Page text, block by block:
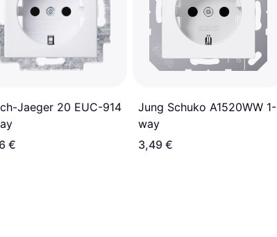
Jaeger 20 EUC-914
€
Jung Schuko A1520WW 1-
way
3,49 €